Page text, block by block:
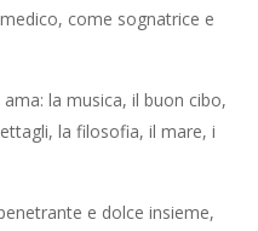
come sognatrice e
la musica, il buon cibo,
la filosofia, il mare, i
e dolce insieme,